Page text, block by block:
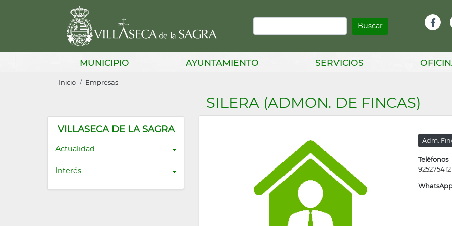
Buscar
MUNICIPIO AYUNTAMIENTO SERVICIOS
Sobrescribir
de
ayuda
a
la
Inicio Empresas
VILLASECA DE LA SAGRA
Actualidad
Interés
SILERA (ADMON. DE FINCAS)
Adm.
Teléfonos
925275412